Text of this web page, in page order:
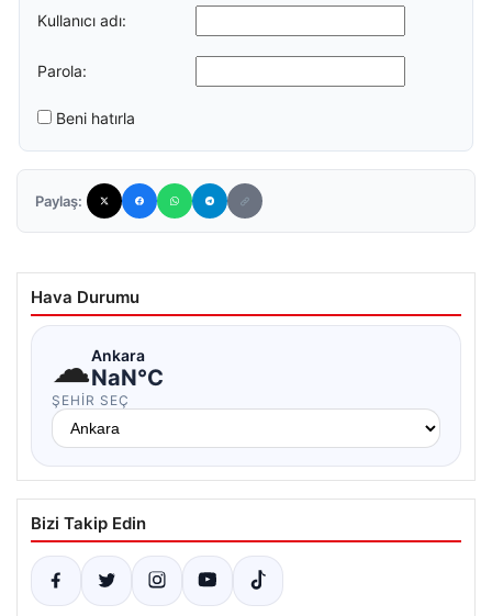
Kullanıcı adı:
Parola:
Beni hatırla
Paylaş:
Hava Durumu
☁Ankara
NaN°C
ŞEHIR SEÇ
Bizi Takip Edin